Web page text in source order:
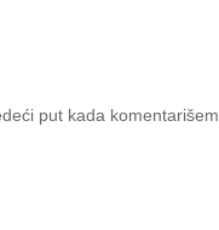
put kada komentarišem.